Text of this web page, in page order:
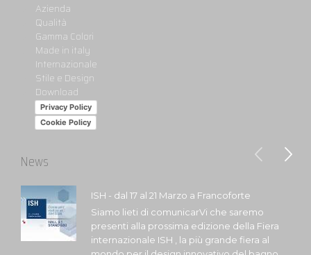
Azienda
Qualità
Gamma Colori
Made in italy
Internazionale
Stile e Design
Download
Privacy Policy
Cookie Policy
News
ISH - dal 17 al 21 Marzo a Francoforte
Siamo lieti di comunicarVi che saremo
presenti alla prossima edizione della Fiera
internazionale ISH , la più grande fiera al